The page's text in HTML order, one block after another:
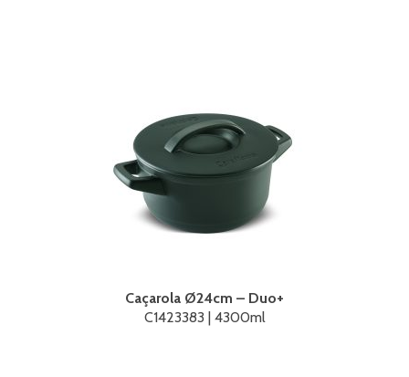
Caçarola Ø24cm – Duo+
C1423383 | 4300ml